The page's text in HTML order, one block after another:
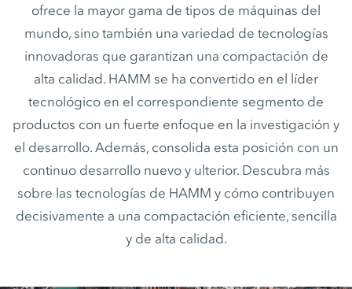
ofrece la mayor gama de tipos de máquinas del
mundo, sino también una variedad de tecnologías
innovadoras que garantizan una compactación de
alta calidad. HAMM se ha convertido en el líder
tecnológico en el correspondiente segmento de
productos con un fuerte enfoque en la investigación y
el desarrollo. Además, consolida esta posición con un
continuo desarrollo nuevo y ulterior. Descubra más
sobre las tecnologías de HAMM y cómo contribuyen
decisivamente a una compactación eficiente, sencilla
y de alta calidad.